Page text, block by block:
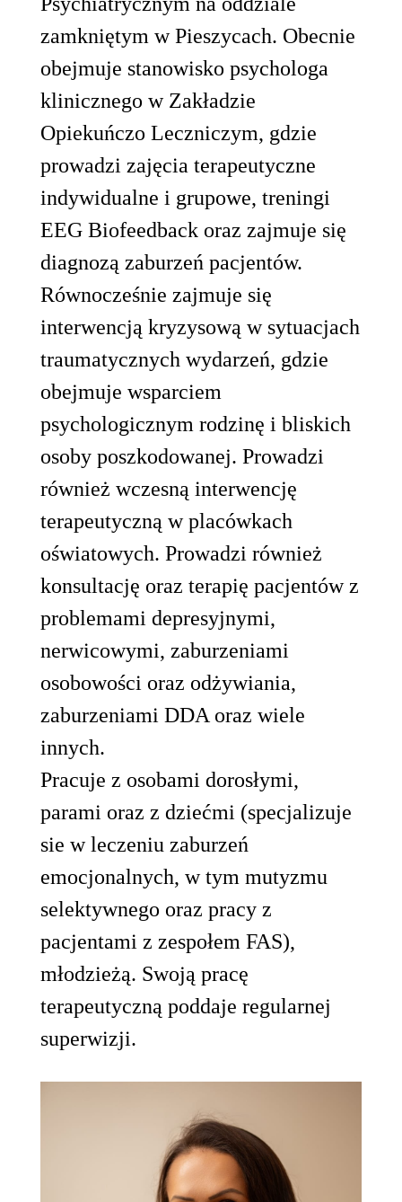
zamkniętym w Pieszycach. Obecnie
obejmuje stanowisko psychologa
klinicznego w Zakładzie
Opiekuńczo Leczniczym, gdzie
prowadzi zajęcia terapeutyczne
indywidualne i grupowe, treningi
EEG Biofeedback oraz zajmuje się
diagnozą zaburzeń pacjentów.
Równocześnie zajmuje się
interwencją kryzysową w sytuacjach
traumatycznych wydarzeń, gdzie
obejmuje wsparciem
psychologicznym rodzinę i bliskich
osoby poszkodowanej. Prowadzi
również wczesną interwencję
terapeutyczną w placówkach
oświatowych. Prowadzi również
konsultację oraz terapię pacjentów z
problemami depresyjnymi,
nerwicowymi, zaburzeniami
osobowości oraz odżywiania,
zaburzeniami DDA oraz wiele
innych.
Pracuje z osobami dorosłymi,
parami oraz z dziećmi (specjalizuje
sie w leczeniu zaburzeń
emocjonalnych, w tym mutyzmu
selektywnego oraz pracy z
pacjentami z zespołem FAS),
młodzieżą. Swoją pracę
terapeutyczną poddaje regularnej
superwizji.